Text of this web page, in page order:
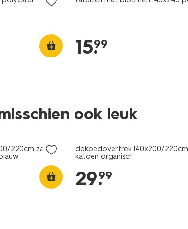
15.
99
ook leuk
220cm zacht
dekbedovertrek 140x200/
katoen organisch
29.
99